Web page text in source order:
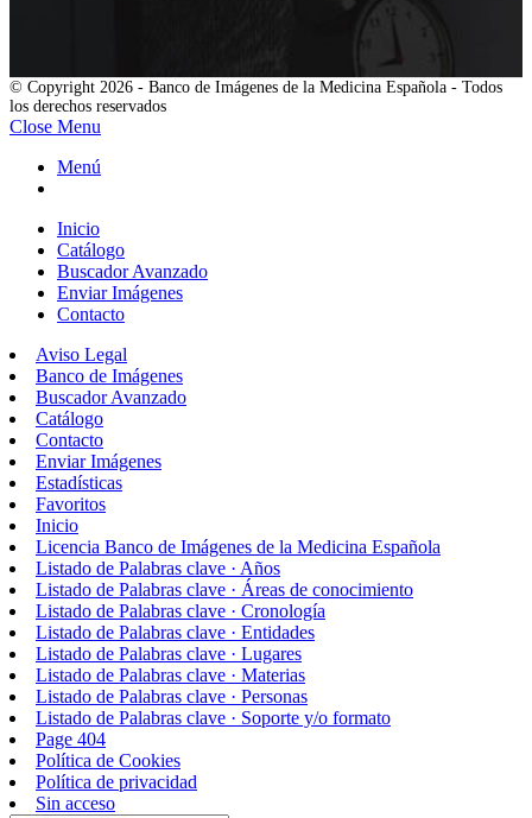
© Copyright 2026 - Banco de Imágenes de la Medicina Española - Todos
los derechos reservados
Close Menu
Menú
Inicio
Catálogo
Buscador Avanzado
Enviar Imágenes
Contacto
Aviso Legal
Banco de Imágenes
Buscador Avanzado
Catálogo
Contacto
Enviar Imágenes
Estadísticas
Favoritos
Inicio
Licencia Banco de Imágenes de la Medicina Española
Listado de Palabras clave · Años
Listado de Palabras clave · Áreas de conocimiento
Listado de Palabras clave · Cronología
Listado de Palabras clave · Entidades
Listado de Palabras clave · Lugares
Listado de Palabras clave · Materias
Listado de Palabras clave · Personas
Listado de Palabras clave · Soporte y/o formato
Page 404
Política de Cookies
Política de privacidad
Sin acceso